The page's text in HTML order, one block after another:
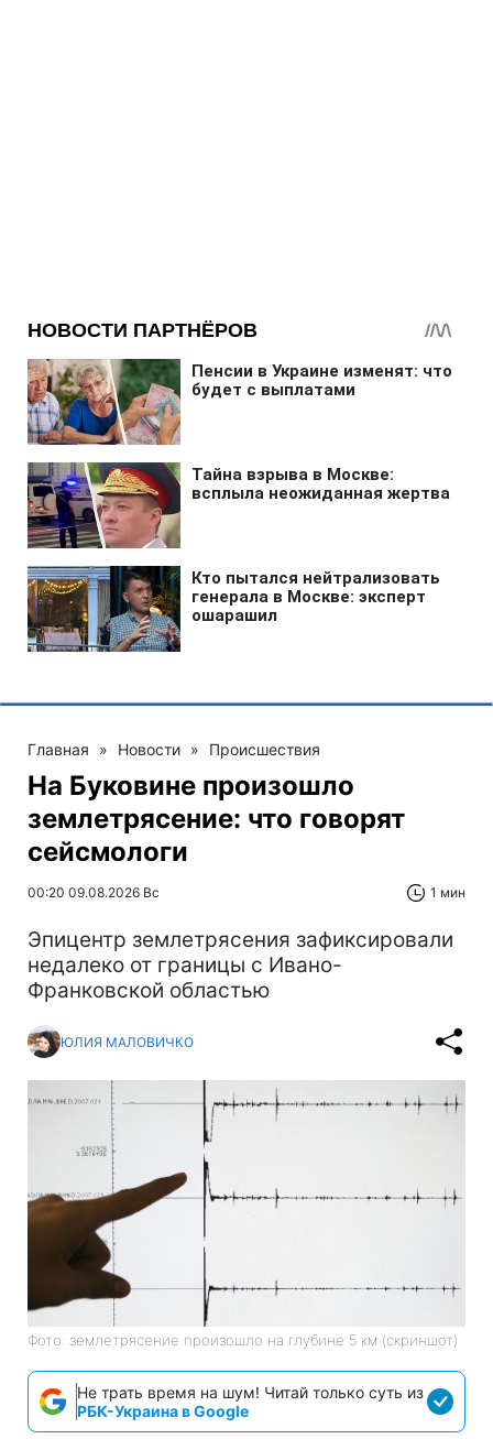
Главная » Новости » Происшествия
На Буковине произошло
землетрясение: что говорят
сейсмологи
00:20 09.08.2026 Вс 1 мин
Эпицентр землетрясения зафиксировали
недалеко от границы с Ивано-
Франковской областью
ЮЛИЯ МАЛОВИЧКО
Фото: землетрясение произошло на глубине 5 км (скриншот)
Не трать время на шум! Читай только суть из
РБК-Украина в Google